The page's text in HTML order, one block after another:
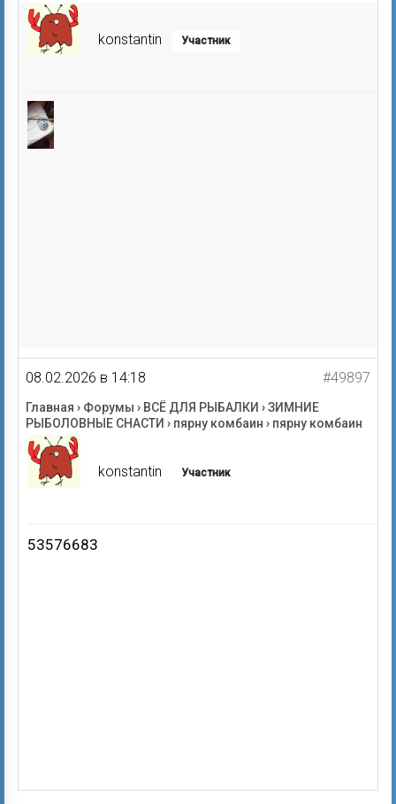
konstantin Участник
08.02.2026 в 14:18 #49897
Главная › Форумы › ВСЁ ДЛЯ РЫБАЛКИ ›ЗИМНИЕ
РЫБОЛОВНЫЕ СНАСТИ › пярну комбаин › пярну комбаин
konstantin Участник
53576683